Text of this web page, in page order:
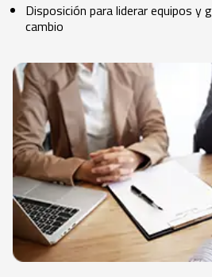
Disposición para liderar equipos y
cambio